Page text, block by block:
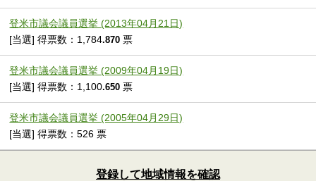
登米市議会議員選挙 (2013年04月21日)
[当選] 得票数：1,784.870 票
登米市議会議員選挙 (2009年04月19日)
[当選] 得票数：1,100.650 票
登米市議会議員選挙 (2005年04月29日)
[当選] 得票数：526 票
登録して地域情報を確認